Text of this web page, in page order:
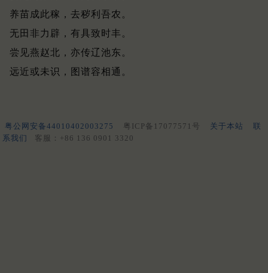
养苗成此稼，去秽利吾农。
无田非力辟，有具致时丰。
尝见燕赵北，亦传辽池东。
远近或未识，图谱容相通。
粤公网安备44010402003275 粤ICP备17077571号 关于本站
联
系我们
客服：+86 136 0901 3320